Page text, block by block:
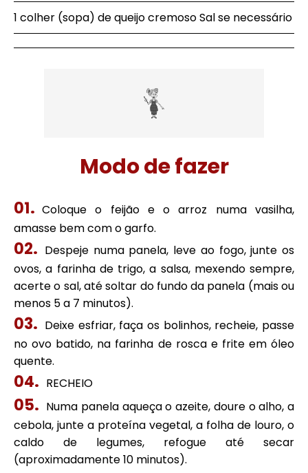
1 colher (sopa) de queijo cremoso Sal se necessário
Modo de fazer
Coloque o feijão e o arroz numa vasilha,
amasse bem com o garfo.
Despeje numa panela, leve ao fogo, junte os
ovos, a farinha de trigo, a salsa, mexendo sempre,
acerte o sal, até soltar do fundo da panela (mais ou
menos 5 a 7 minutos).
Deixe esfriar, faça os bolinhos, recheie, passe
no ovo batido, na farinha de rosca e frite em óleo
quente.
RECHEIO
Numa panela aqueça o azeite, doure o alho, a
cebola, junte a proteína vegetal, a folha de louro, o
caldo de legumes, refogue até secar
(aproximadamente 10 minutos).